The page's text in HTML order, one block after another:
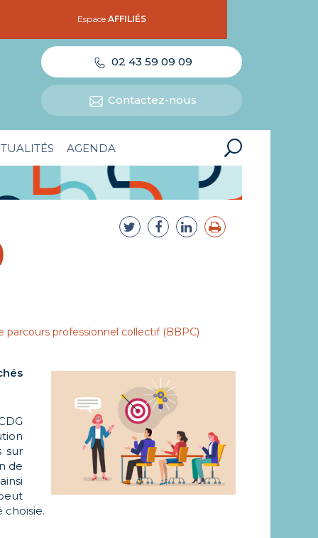
EspaceAFFILIÉS
02 43 59 09 09
Contactez-nous
AGENDA
parcours professionnel collectif (BBPC)
sur
de